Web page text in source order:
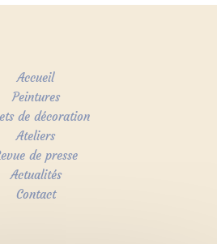
Accueil
Peintures
de décoration
Ateliers
de presse
Actualités
Contact